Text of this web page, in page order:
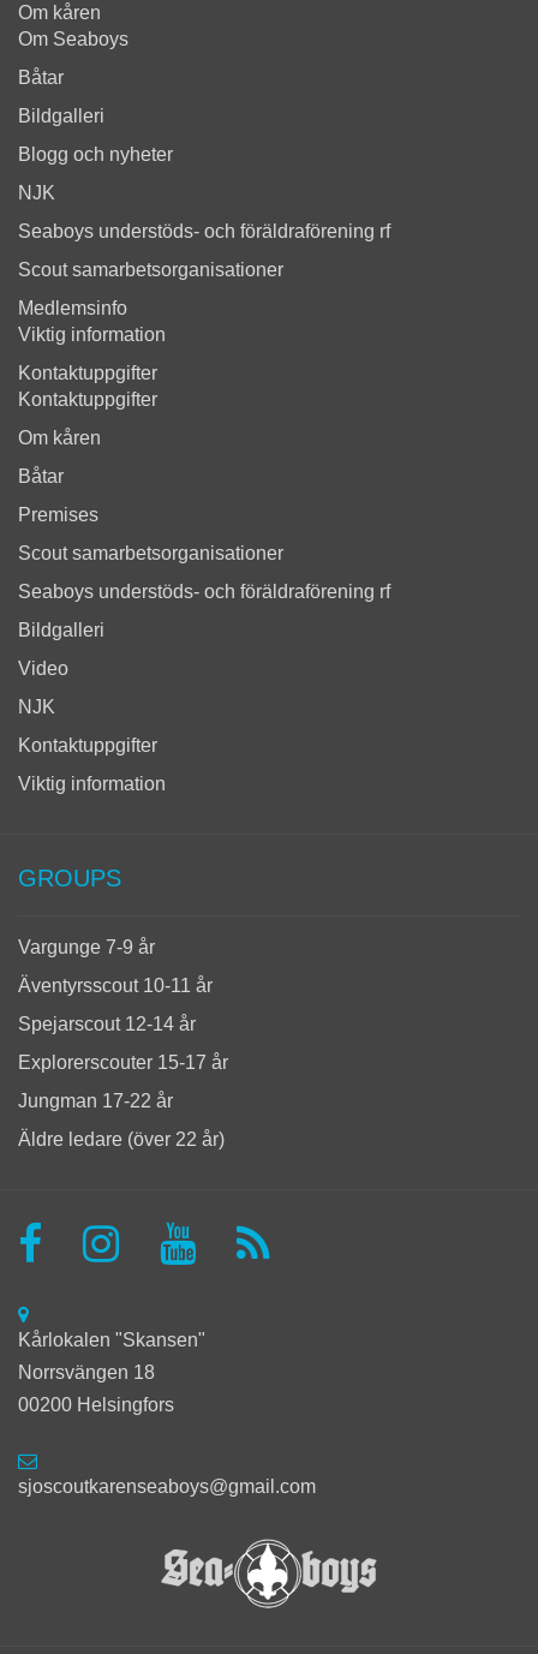
Om kåren
Om Seaboys
Båtar
Bildgalleri
Blogg och nyheter
NJK
Seaboys understöds- och föräldraförening rf
Scout samarbetsorganisationer
Medlemsinfo
Viktig information
Kontaktuppgifter
Kontaktuppgifter
Om kåren
Båtar
Premises
Scout samarbetsorganisationer
Seaboys understöds- och föräldraförening rf
Bildgalleri
Video
NJK
Kontaktuppgifter
Viktig information
GROUPS
Vargunge 7-9 år
Äventyrsscout 10-11 år
Spejarscout 12-14 år
Explorerscouter 15-17 år
Jungman 17-22 år
Äldre ledare (över 22 år)
Kårlokalen "Skansen"
Norrsvängen 18
00200 Helsingfors
sjoscoutkarenseaboys@gmail.com